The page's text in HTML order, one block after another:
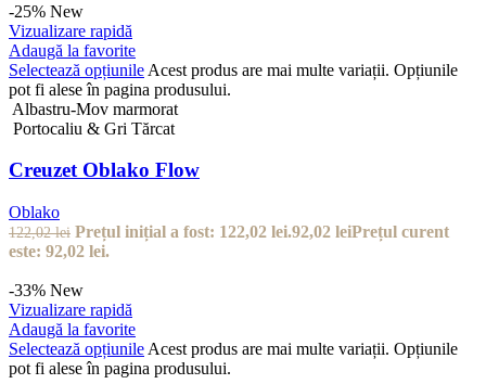
-25% New
Vizualizare rapidă
Adaugă la favorite
Selectează opțiunile Acest produs are mai multe variații. Opțiunile
pot fi alese în pagina produsului.
Albastru-Mov marmorat
Portocaliu & Gri Tărcat
Creuzet Oblako Flow
Oblako
122,02lei Prețul inițial a fost: 122,02 lei.92,02 leiPrețul curent
este: 92,02 lei.
-33% New
Vizualizare rapidă
Adaugă la favorite
Selectează opțiunile Acest produs are mai multe variații. Opțiunile
pot fi alese în pagina produsului.